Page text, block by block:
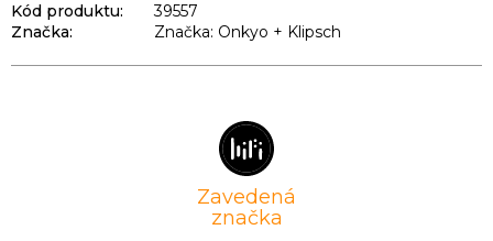
Kód produktu:
39557
Značka:
Značka: Onkyo + Klipsch
Zavedená
značka